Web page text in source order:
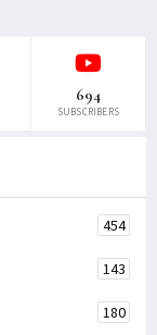
694
SUBSCRIBERS
454
143
180